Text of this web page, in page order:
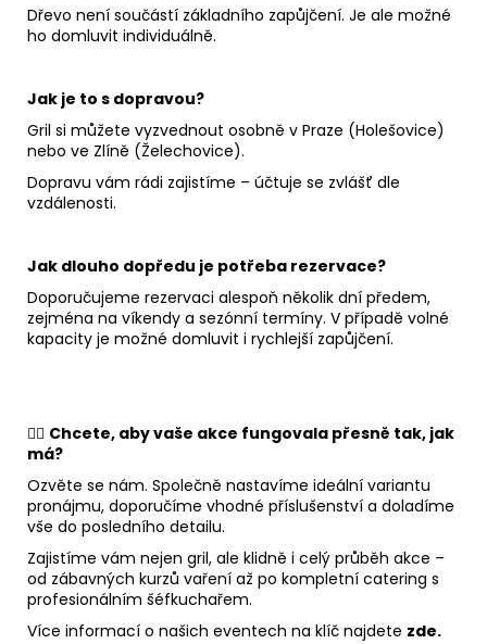
Dřevo není součástí základního zapůjčení. Je ale možné
ho domluvit individuálně.
Jak je to s dopravou?
Gril si můžete vyzvednout osobně v Praze (Holešovice)
nebo ve Zlíně (Želechovice).
Dopravu vám rádi zajistíme – účtuje se zvlášť dle
vzdálenosti.
Jak dlouho dopředu je potřeba rezervace?
Doporučujeme rezervaci alespoň několik dní předem,
zejména na víkendy a sezónní termíny. V případě volné
kapacity je možné domluvit i rychlejší zapůjčení.
👉🏻 Chcete, aby vaše akce fungovala přesně tak, jak
má?
Ozvěte se nám. Společně nastavíme ideální variantu
pronájmu, doporučíme vhodné příslušenství a doladíme
vše do posledního detailu.
Zajistíme vám nejen gril, ale klidně i celý průběh akce –
od zábavných kurzů vaření až po kompletní catering s
profesionálním šéfkuchařem.
Více informací o našich eventech na klíč najdete zde.